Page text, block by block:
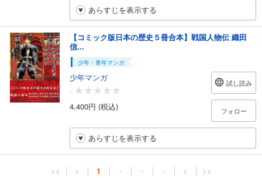
あらすじを表示する
【コミック版日本の歴史５冊合本】戦国人物伝 織田
信...
少年・青年マンガ
少年マンガ
-
4,400円 (税込)
試し読み
フォロー
あらすじを表示する
<< < 1 ・ ・ ・ > >>